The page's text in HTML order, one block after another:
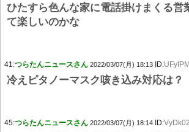
ひたすら色んな家に電話掛けまくる営
て楽しいのかな
41:つらたんニュースさん 2022/03/07(月) 18:13 ID:
冷えピタノーマスク咳き込み対応は？
45:つらたんニュースさん 2022/03/07(月) 18:14 ID: